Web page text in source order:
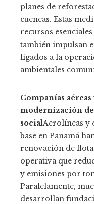
planes de
cuencas. Estas
recursos
también impulsan
ligados a la
ambientales
Compañías
modernización de
socialAerolíneas y
base en Panamá
renovación de
operativa que
y emisiones por
Paralelamente,
desarrollan